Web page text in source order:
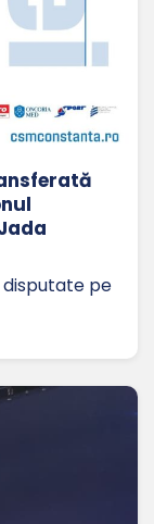
disputate pe